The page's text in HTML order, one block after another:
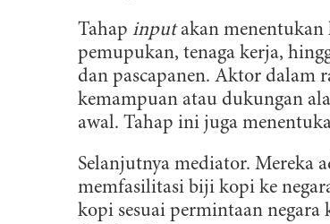
Tahap inputakan menentukan
pemupukan, tenaga kerja,
dan pascapanen. Aktor
kemampuan atau dukungan
awal. Tahap ini juga
Selanjutnya mediator. Mereka
memfasilitasi biji kopi ke
kopi sesuai permintaan